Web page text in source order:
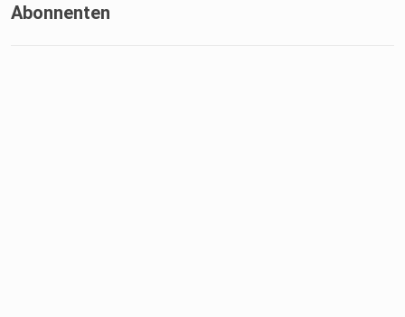
Abonnenten